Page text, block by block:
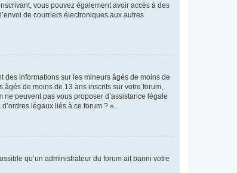
vous pouvez également avoir accès à des
de courriers électroniques aux autres
des informations sur les mineurs âgés de moins de
de moins de 13 ans inscrits sur votre forum,
peuvent pas vous proposer d’assistance légale
légaux liés à ce forum ? ».
qu’un administrateur du forum ait banni votre